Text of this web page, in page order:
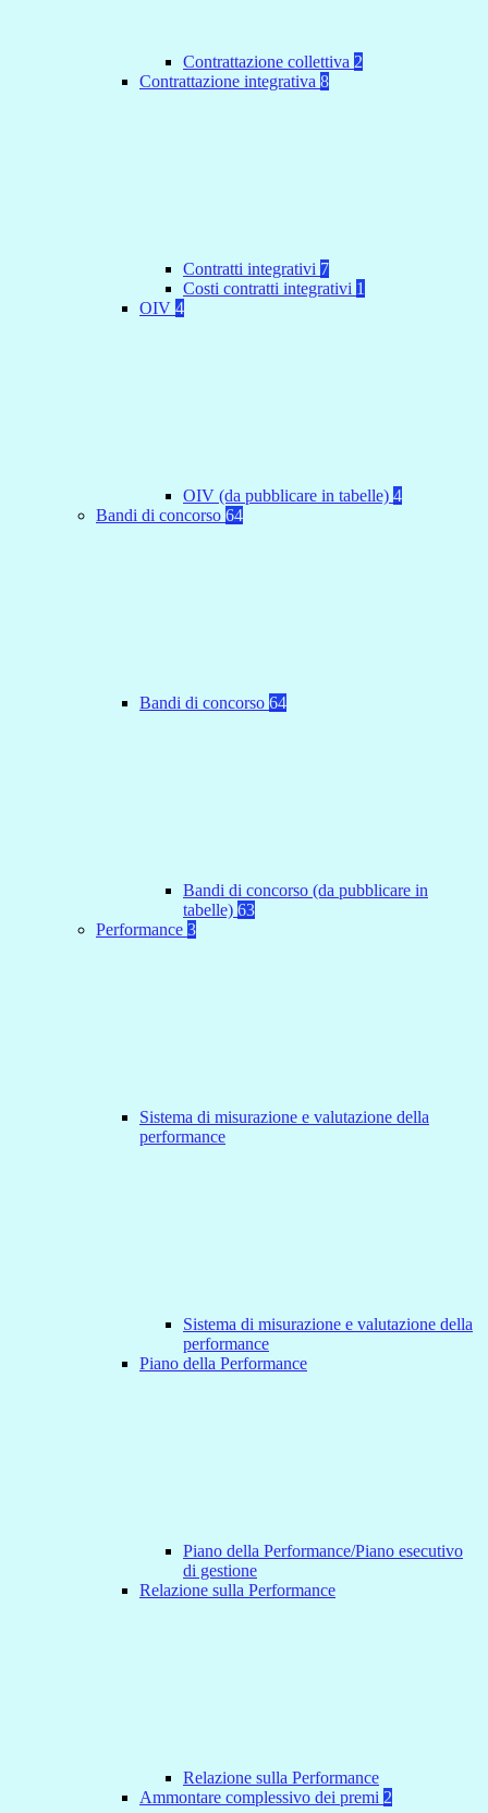
Contrattazione collettiva 2
Contrattazione integrativa 8
Contratti integrativi 7
Costi contratti integrativi 1
OIV 4
OIV (da pubblicare in tabelle) 4
Bandi di concorso 64
Bandi di concorso 64
Bandi di concorso (da pubblicare in
tabelle) 63
Performance 3
Sistema di misurazione e valutazione della
performance
Sistema di misurazione e valutazione della
performance
Piano della Performance
Piano della Performance/Piano esecutivo
di gestione
Relazione sulla Performance
Relazione sulla Performance
Ammontare complessivo dei premi 2